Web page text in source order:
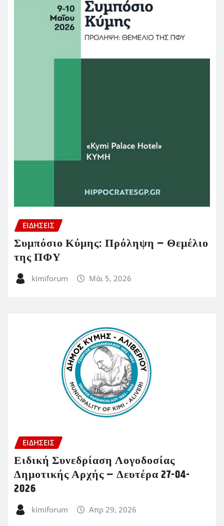
ΕΙΔΗΣΕΙΣ
Συμπόσιο Κύμης: Πρόληψη – Θεμέλιο
της ΠΦΥ
kimiforum Μάι 5, 2026
ΕΙΔΗΣΕΙΣ
Ειδική Συνεδρίαση Λογοδοσίας
Δημοτικής Αρχής – Δευτέρα 27-04-
2026
kimiforum Απρ 29, 2026